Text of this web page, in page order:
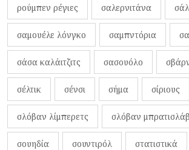
ρούμπεν ρέγιες σαλερνιτάνα
σαμουέλε λόνγκο σαμπντόρια
σάσα καλάιτζιτς σασουόλο
σέλτικ σένσι σήμα σίριους
σλόβαν λίμπερετς σλόβαν
σουηδία σουντιρόλ στατιστικά